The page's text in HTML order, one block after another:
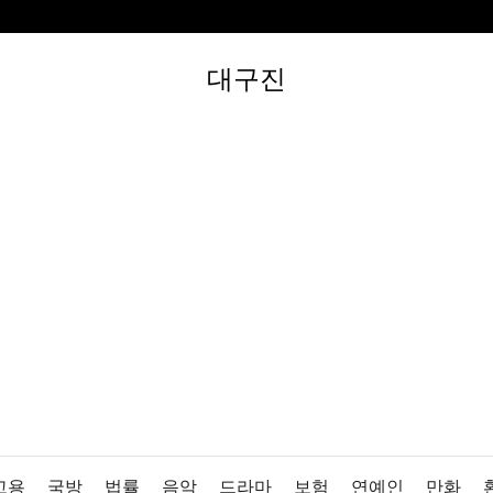
대구진
용 국방 법률 음악 드라마 보험 연예인 만화